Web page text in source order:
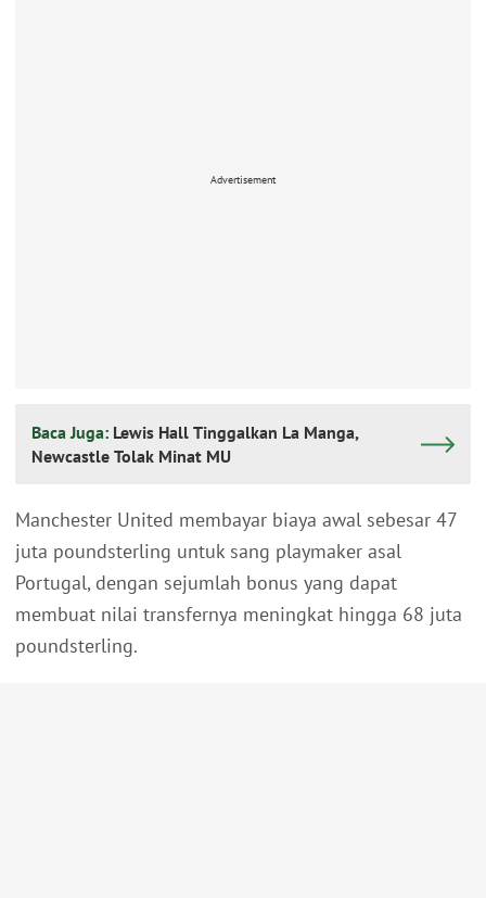
Advertisement
Baca Juga: Lewis Hall Tinggalkan La Manga,
Newcastle Tolak Minat MU
Manchester United membayar biaya awal sebesar 47
juta poundsterling untuk sang playmaker asal
Portugal, dengan sejumlah bonus yang dapat
membuat nilai transfernya meningkat hingga 68 juta
poundsterling.